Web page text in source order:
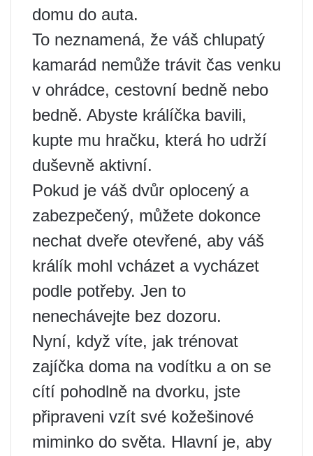
domu do auta.
To neznamená, že váš chlupatý
kamarád nemůže trávit čas venku
v ohrádce, cestovní bedně nebo
bedně. Abyste králíčka bavili,
kupte mu hračku, která ho udrží
duševně aktivní.
Pokud je váš dvůr oplocený a
zabezpečený, můžete dokonce
nechat dveře otevřené, aby váš
králík mohl vcházet a vycházet
podle potřeby. Jen to
nenechávejte bez dozoru.
Nyní, když víte, jak trénovat
zajíčka doma na vodítku a on se
cítí pohodlně na dvorku, jste
připraveni vzít své kožešinové
miminko do světa. Hlavní je, aby